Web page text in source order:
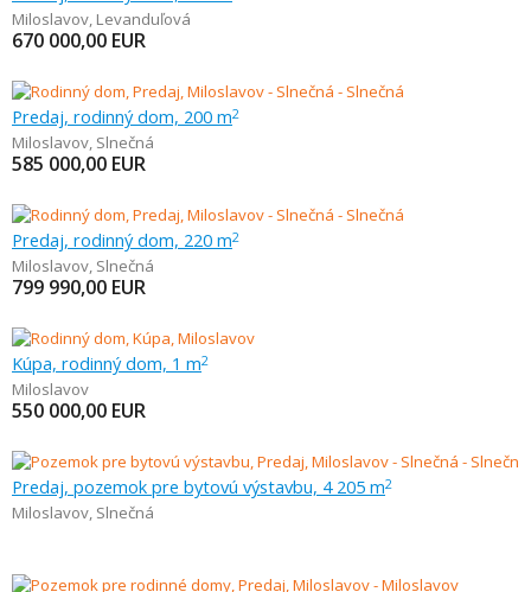
Miloslavov, Levanduľová
670 000,00 EUR
Predaj, rodinný dom, 200 m2
Miloslavov, Slnečná
585 000,00 EUR
Predaj, rodinný dom, 220 m2
Miloslavov, Slnečná
799 990,00 EUR
Kúpa, rodinný dom, 1 m2
Miloslavov
550 000,00 EUR
Predaj, pozemok pre bytovú výstavbu, 4 205 m2
Miloslavov, Slnečná